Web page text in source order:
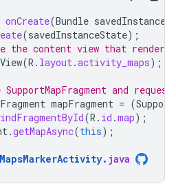
onCreate(Bundle
(savedInstanceState);
the content view that renders
(R . layout.activity_maps);
and
mapFragment = (
(R . id .map);
.getMapAsync(this);
MapsMarkerActivity. java